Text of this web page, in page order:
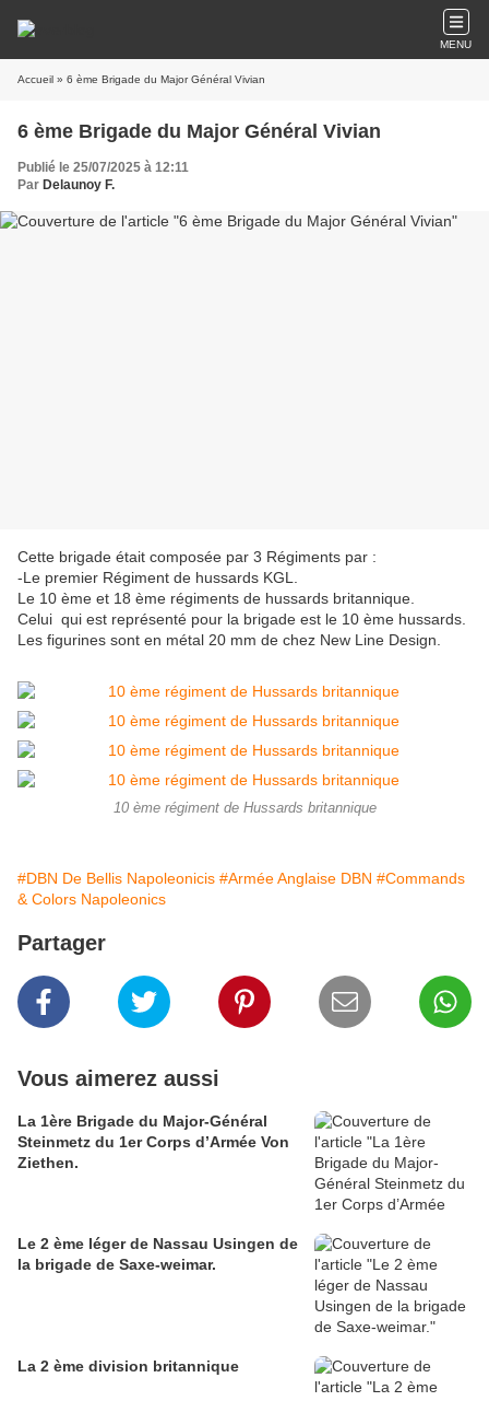
MENU
Accueil » 6 ème Brigade du Major Général Vivian
6 ème Brigade du Major Général Vivian
Publié le 25/07/2025 à 12:11
Par Delaunoy F.
Cette brigade était composée par 3 Régiments par :
-Le premier Régiment de hussards KGL.
Le 10 ème et 18 ème régiments de hussards britannique.
Celui qui est représenté pour la brigade est le 10 ème hussards.
Les figurines sont en métal 20 mm de chez New Line Design.
10 ème régiment de Hussards britannique
#DBN De Bellis Napoleonicis #Armée Anglaise DBN #Commands
& Colors Napoleonics
Partager
Vous aimerez aussi
La 1ère Brigade du Major-Général
Steinmetz du 1er Corps d’Armée Von
Ziethen.
Le 2 ème léger de Nassau Usingen de
la brigade de Saxe-weimar.
La 2 ème division britannique